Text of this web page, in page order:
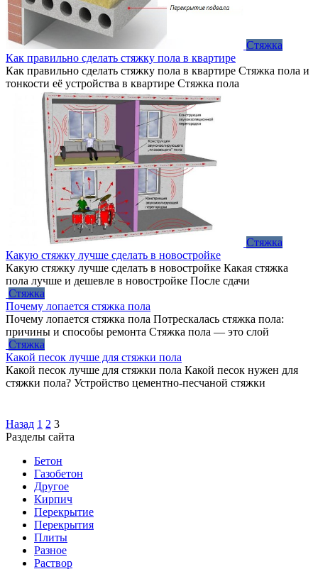
Стяжка
Как правильно сделать стяжку пола в квартире
Как правильно сделать стяжку пола в квартире Стяжка пола и
тонкости её устройства в квартире Стяжка пола
Стяжка
Какую стяжку лучше сделать в новостройке
Какую стяжку лучше сделать в новостройке Какая стяжка
пола лучше и дешевле в новостройке После сдачи
Стяжка
Почему лопается стяжка пола
Почему лопается стяжка пола Потрескалась стяжка пола:
причины и способы ремонта Стяжка пола — это слой
Стяжка
Какой песок лучше для стяжки пола
Какой песок лучше для стяжки пола Какой песок нужен для
стяжки пола? Устройство цементно-песчаной стяжки
Пагинация
записей
Назад 1 2 3
Разделы сайта
Бетон
Газобетон
Другое
Кирпич
Перекрытие
Перекрытия
Плиты
Разное
Раствор